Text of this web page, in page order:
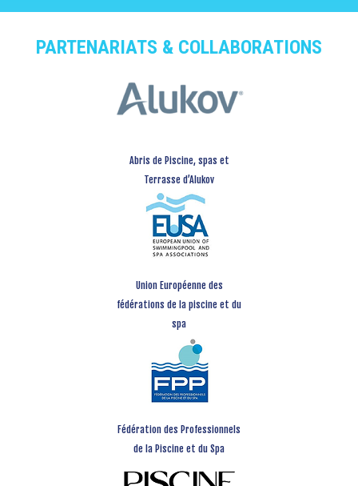
PARTENARIATS & COLLABORATIONS
Abris de Piscine, spas et
Terrasse d’Alukov
Union Européenne des
fédérations de la piscine et du
spa
Fédération des Professionnels
de la Piscine et du Spa